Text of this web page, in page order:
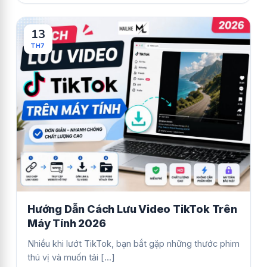
Hướng Dẫn Cách Lưu Video TikTok Trên
Máy Tính 2026
Nhiều khi lướt TikTok, bạn bắt gặp những thước phim
thú vị và muốn tải [...]
13
TH7